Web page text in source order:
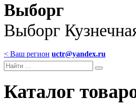
Выборг
Выборг
< Ваш регион uctr@yandex.ru
Каталог